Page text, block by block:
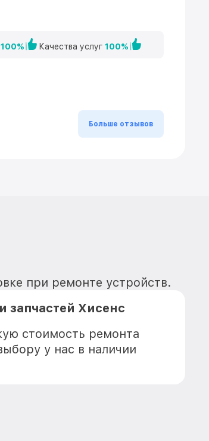
100% Качества услуг 100%
Больше отзывов
при ремонте устройств.
запчастей Хисенс
стоимость ремонта
у нас в наличии